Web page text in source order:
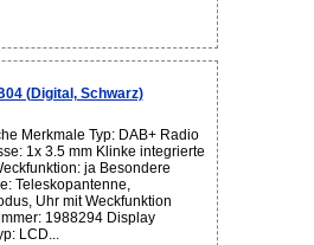
(Digital, Schwarz)
Merkmale Typ: DAB+ Radio
1x 3.5 mm Klinke integrierte
ja Besondere
Teleskopantenne,
Uhr mit Weckfunktion
1988294 Display
LCD...